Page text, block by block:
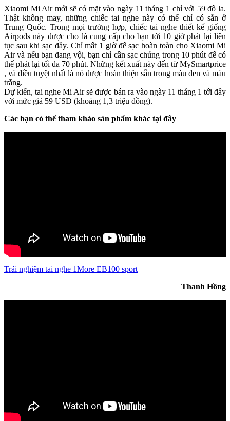
Xiaomi Mi Air mới sẽ có mặt vào ngày 11 tháng 1 chỉ với 59 đô la.
Thật không may, những chiếc tai nghe này có thể chỉ có sẵn ở
Trung Quốc. Trong mọi trường hợp, chiếc tai nghe thiết kế giống
Airpods này được cho là cung cấp cho bạn tới 10 giờ phát lại liên
tục sau khi sạc đầy. Chỉ mất 1 giờ để sạc hoàn toàn cho Xiaomi Mi
Air và nếu bạn đang vội, bạn chỉ cần sạc chúng trong 10 phút để có
thể phát lại tối đa 70 phút. Những kết xuất này đến từ MySmartprice
, và điều tuyệt nhất là nó được hoàn thiện sẵn trong màu đen và màu
trắng.
Dự kiến, tai nghe Mi Air sẽ được bán ra vào ngày 11 tháng 1 tới đây
với mức giá 59 USD (khoảng 1,3 triệu đồng).
Các bạn có thể tham khảo sản phẩm khác tại đây
Trải nghiệm tai nghe 1More EB100 sport
Thanh Hồng